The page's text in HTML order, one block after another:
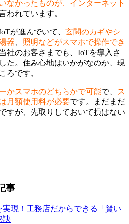
なかったものが、インターネット
われています。
が進んでいて、 玄関のカギやシ
器
照明などがスマホで操作でき
社のお客さまでも、IoTを導入さ
た。住み心地はいかがなのか、現
ろです。
かスマホのどちらかで可能で、
ス
月額使用料が必要です。まだまだ
すが、先取りしておいて損はない
事
現！工務店だからできる「賢い
訣